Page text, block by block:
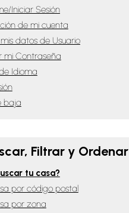
Iniciar Sesión
de mi cuenta
datos de Usuario
mi Contraseña
Idioma
baja
Filtrar y Ordenar
tu casa?
por código postal
por zona